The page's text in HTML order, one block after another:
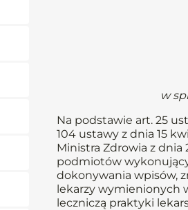
w
Na podstawie art. 25
104 ustawy z dnia 15
Ministra Zdrowia z dnia
podmiotów
dokonywania wpisów,
lekarzy wymienionych
leczniczą praktyki